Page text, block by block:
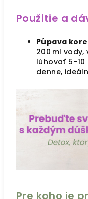
Použitie a
Púpava
200 ml vody,
lúhovať
denne,
Pre koho je